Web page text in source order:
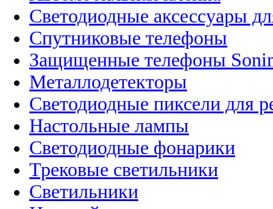
Светодиодные аксессуары
Спутниковые телефоны
Защищенные телефоны
Металлодетекторы
Светодиодные пиксели для
Настольные лампы
Светодиодные фонарики
Трековые светильники
Светильники